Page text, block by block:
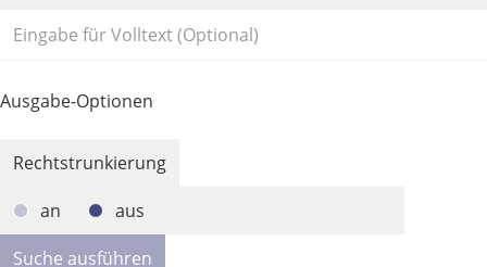
Ausgabe-Optionen
Rechtstrunkierung
an
aus